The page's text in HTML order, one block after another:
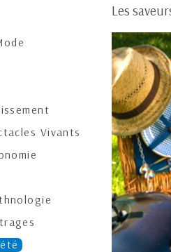
Vivants
Les